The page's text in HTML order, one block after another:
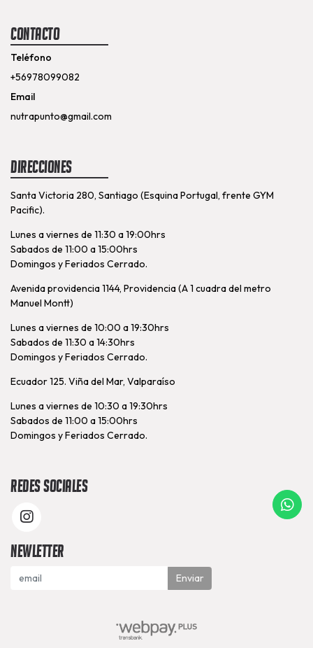
Contacto
Teléfono
+56978099082
Email
nutrapunto@gmail.com
Direcciones
Santa Victoria 280, Santiago (Esquina Portugal, frente GYM
Pacific).
Lunes a viernes de 11:30 a 19:00hrs
Sabados de 11:00 a 15:00hrs
Domingos y Feriados Cerrado.
Avenida providencia 1144, Providencia (A 1 cuadra del metro
Manuel Montt)
Lunes a viernes de 10:00 a 19:30hrs
Sabados de 11:30 a 14:30hrs
Domingos y Feriados Cerrado.
Ecuador 125. Viña del Mar, Valparaíso
Lunes a viernes de 10:30 a 19:30hrs
Sabados de 11:00 a 15:00hrs
Domingos y Feriados Cerrado.
Redes Sociales
Newletter
Enviar